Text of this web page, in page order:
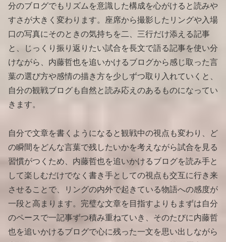
分のブログでもリズムを意識した構成を心がけると読みや
すさが大きく変わります。座席から撮影したリングや入場
口の写真にそのときの気持ちを二、三行だけ添える記事
と、じっくり振り返りたい試合を長文で語る記事を使い分
けながら、内藤哲也を追いかけるブログから感じ取った言
葉の選び方や感情の描き方を少しずつ取り入れていくと、
自分の観戦ブログも自然と読み応えのあるものになってい
きます。
自分で文章を書くようになると観戦中の視点も変わり、ど
の瞬間をどんな言葉で残したいかを考えながら試合を見る
習慣がつくため、内藤哲也を追いかけるブログを読み手と
して楽しむだけでなく書き手としての視点も交互に行き来
させることで、リングの内外で起きている物語への感度が
一段と高まります。完璧な文章を目指すよりもまずは自分
のペースで一記事ずつ積み重ねていき、そのたびに内藤哲
也を追いかけるブログで心に残った一文を思い出しながら